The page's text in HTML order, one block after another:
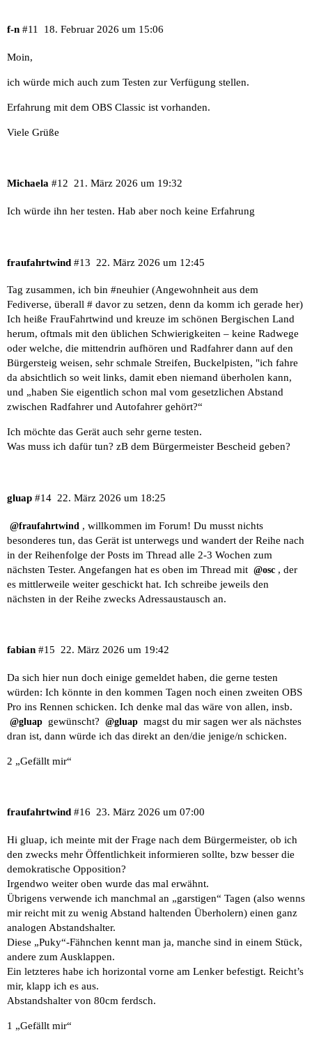
f-n 18. Februar 2026 um 15:06
#11
Moin,
ich würde mich auch zum Testen zur Verfügung stellen.
Erfahrung mit dem OBS Classic ist vorhanden.
Viele Grüße
Michaela 21. März 2026 um 19:32
#12
Ich würde ihn her testen. Hab aber noch keine Erfahrung
fraufahrtwind 22. März 2026 um 12:45
#13
Tag zusammen, ich bin #neuhier (Angewohnheit aus dem
Fediverse, überall # davor zu setzen, denn da komm ich gerade her)
Ich heiße FrauFahrtwind und kreuze im schönen Bergischen Land
herum, oftmals mit den üblichen Schwierigkeiten – keine Radwege
oder welche, die mittendrin aufhören und Radfahrer dann auf den
Bürgersteig weisen, sehr schmale Streifen, Buckelpisten, "ich fahre
da absichtlich so weit links, damit eben niemand überholen kann,
und „haben Sie eigentlich schon mal vom gesetzlichen Abstand
zwischen Radfahrer und Autofahrer gehört?“
Ich möchte das Gerät auch sehr gerne testen.
Was muss ich dafür tun? zB dem Bürgermeister Bescheid geben?
gluap 22. März 2026 um 18:25
#14
@fraufahrtwind , willkommen im Forum! Du musst nichts
besonderes tun, das Gerät ist unterwegs und wandert der Reihe nach
in der Reihenfolge der Posts im Thread alle 2-3 Wochen zum
nächsten Tester. Angefangen hat es oben im Thread mit @osc , der
es mittlerweile weiter geschickt hat. Ich schreibe jeweils den
nächsten in der Reihe zwecks Adressaustausch an.
fabian 22. März 2026 um 19:42
#15
Da sich hier nun doch einige gemeldet haben, die gerne testen
würden: Ich könnte in den kommen Tagen noch einen zweiten OBS
Pro ins Rennen schicken. Ich denke mal das wäre von allen, insb.
@gluap gewünscht? @gluap magst du mir sagen wer als nächstes
dran ist, dann würde ich das direkt an den/die jenige/n schicken.
2 „Gefällt mir“
fraufahrtwind 23. März 2026 um 07:00
#16
Hi gluap, ich meinte mit der Frage nach dem Bürgermeister, ob ich
den zwecks mehr Öffentlichkeit informieren sollte, bzw besser die
demokratische Opposition?
Irgendwo weiter oben wurde das mal erwähnt.
Übrigens verwende ich manchmal an „garstigen“ Tagen (also wenns
mir reicht mit zu wenig Abstand haltenden Überholern) einen ganz
analogen Abstandshalter.
Diese „Puky“-Fähnchen kennt man ja, manche sind in einem Stück,
andere zum Ausklappen.
Ein letzteres habe ich horizontal vorne am Lenker befestigt. Reicht’s
mir, klapp ich es aus.
Abstandshalter von 80cm ferdsch.
1 „Gefällt mir“